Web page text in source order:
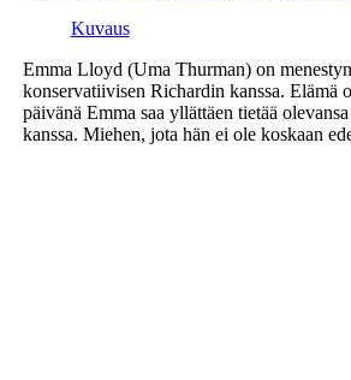
Kuvaus
Emma Lloyd (Uma Thurman) on
konservatiivisen Richardin kanssa. Elämä
päivänä Emma saa yllättäen tietää
kanssa. Miehen, jota hän ei ole koskaan